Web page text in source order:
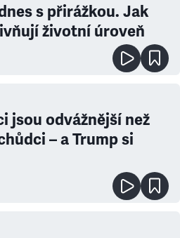
s přirážkou. Jak
životní úroveň
jsou odvážnější než
– a Trump si